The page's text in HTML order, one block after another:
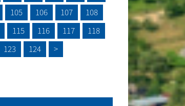
105 106 107
108
115 116 117
118
123 124 >